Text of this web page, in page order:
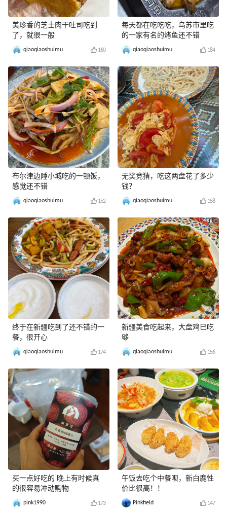
美珍香的芝士肉干吐司吃到
了，就很一般
qiaoqiaoshuimu 160
布尔津边陲小城吃的一顿饭，
感觉还不错
qiaoqiaoshuimu 152
终于在新疆吃到了还不错的一
餐，很开心
qiaoqiaoshuimu 174
买一点好吃的 晚上有时候真
的很容易冲动购物
pink1990 173
每天都在吃吃吃，乌苏市里吃
的一家有名的烤鱼还不错
qiaoqiaoshuimu 184
无奖竞猜，吃这两盘花了多少
钱？
qiaoqiaoshuimu 158
新疆美食吃起来，大盘鸡已吃
够
qiaoqiaoshuimu 156
午饭去吃个中餐呗，新白鹿性
价比很高！！
Pinkfield 147